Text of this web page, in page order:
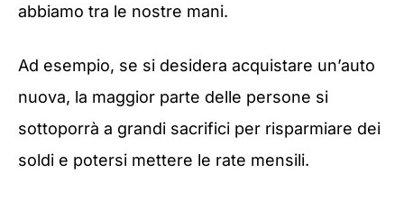
abbiamo tra le nostre mani.
Ad esempio, se si desidera acquistare un’auto
nuova, la maggior parte delle persone si
sottoporrà a grandi sacrifici per risparmiare dei
soldi e potersi mettere le rate mensili.